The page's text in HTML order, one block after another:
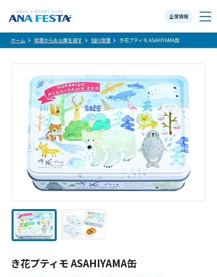
企業情報
メニュー
ホーム 空港からお土産を探す 旭川空港 き花プティモ ASAHIYAMA缶
き花プティモ ASAHIYAMA缶